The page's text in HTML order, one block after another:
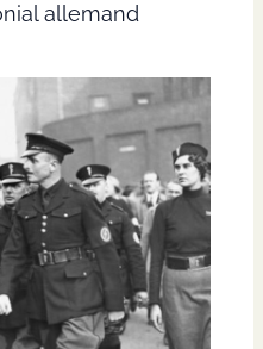
allemand